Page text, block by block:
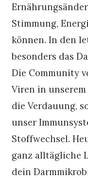
Stimmung,
können. In den
besonders das
Die Community
Viren in
die Verdauung,
unser
Stoffwechsel.
ganz alltägliche
dein